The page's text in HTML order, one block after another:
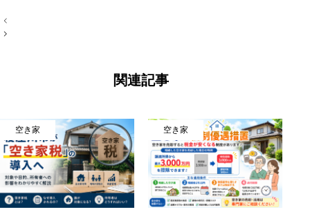
投
稿
関連記事
空き家 空き家